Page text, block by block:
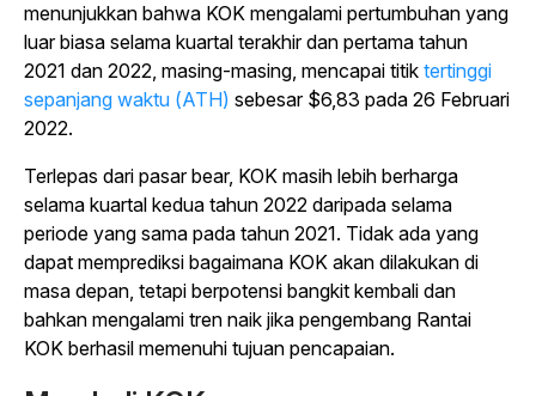
menunjukkan bahwa KOK mengalami pertumbuhan yang
luar biasa selama kuartal terakhir dan pertama tahun
2021 dan 2022, masing-masing, mencapai titik tertinggi
sepanjang waktu (ATH) sebesar $6,83 pada 26 Februari
2022.
Terlepas dari pasar bear, KOK masih lebih berharga
selama kuartal kedua tahun 2022 daripada selama
periode yang sama pada tahun 2021. Tidak ada yang
dapat memprediksi bagaimana KOK akan dilakukan di
masa depan, tetapi berpotensi bangkit kembali dan
bahkan mengalami tren naik jika pengembang Rantai
KOK berhasil memenuhi tujuan pencapaian.